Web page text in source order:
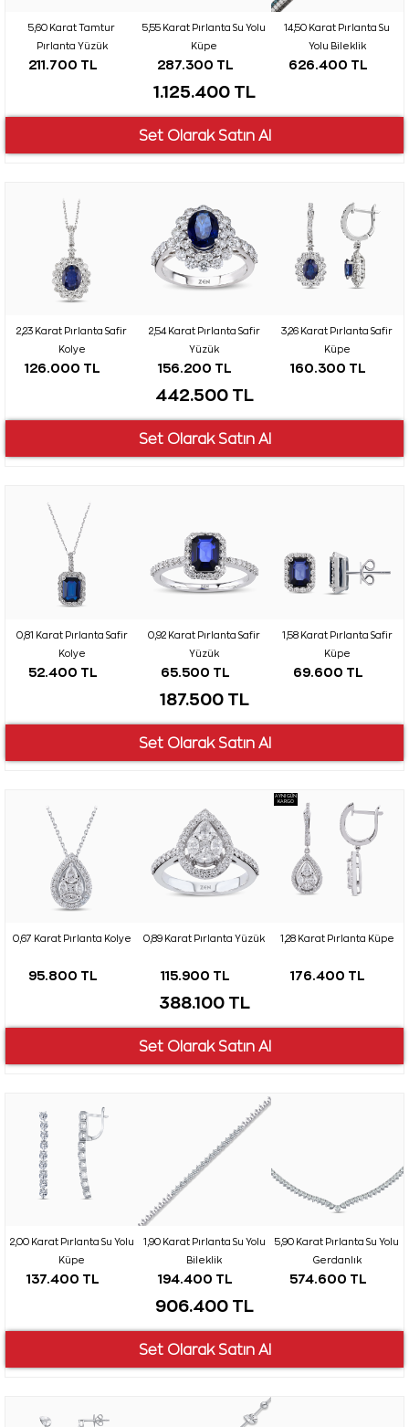
5,60 Karat Tamtur
Pırlanta Yüzük
211.700 TL
5,55 Karat Pırlanta Su Yolu
Küpe
287.300 TL
14,50 Karat Pırlanta Su
Yolu Bileklik
626.400 TL
1.125.400 TL
2,23 Karat Pırlanta Safir
Kolye
126.000 TL
2,54 Karat Pırlanta Safir
Yüzük
156.200 TL
3,26 Karat Pırlanta Safir
Küpe
160.300 TL
442.500 TL
0,81 Karat Pırlanta Safir
Kolye
52.400 TL
0,92 Karat Pırlanta Safir
Yüzük
65.500 TL
1,58 Karat Pırlanta Safir
Küpe
69.600 TL
187.500 TL
0,67 Karat Pırlanta Kolye
95.800 TL
0,89 Karat Pırlanta Yüzük
115.900 TL
AYNI GÜN
KARGO
1,28 Karat Pırlanta Küpe
176.400 TL
388.100 TL
2,00 Karat Pırlanta Su Yolu
Küpe
137.400 TL
1,90 Karat Pırlanta Su Yolu
Bileklik
194.400 TL
5,90 Karat Pırlanta Su Yolu
Gerdanlık
574.600 TL
906.400 TL